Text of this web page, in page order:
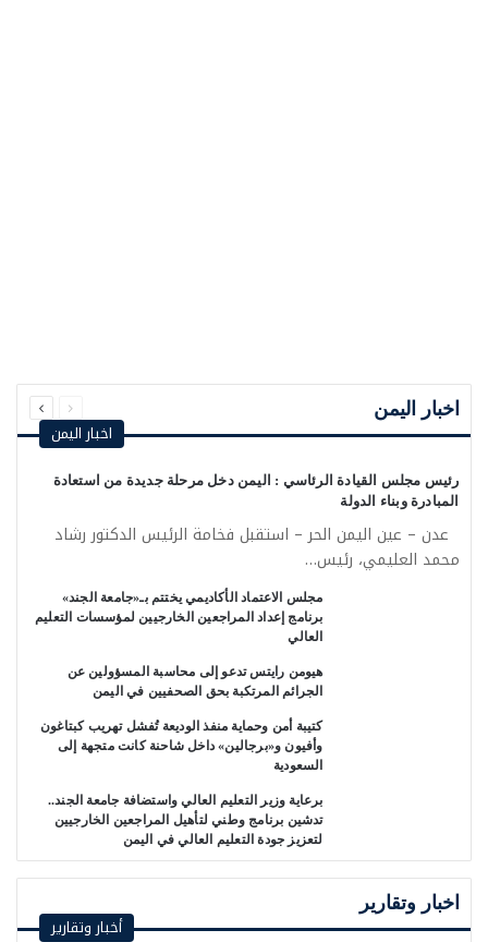
اخبار اليمن الصفحة
السابقة
الصفحة
التالية
اخبار اليمن
رئيس مجلس القيادة الرئاسي : اليمن دخل مرحلة جديدة من استعادة
المبادرة وبناء الدولة
عدن – عين اليمن الحر – استقبل فخامة الرئيس الدكتور رشاد
محمد العليمي، رئيس…
مجلس الاعتماد الأكاديمي يختتم بـ«جامعة الجند»
برنامج إعداد المراجعين الخارجيين لمؤسسات التعليم
العالي
هيومن رايتس تدعو إلى محاسبة المسؤولين عن
الجرائم المرتكبة بحق الصحفيين في اليمن
كتيبة أمن وحماية منفذ الوديعة تُفشل تهريب كبتاغون
وأفيون و«برجالين» داخل شاحنة كانت متجهة إلى
السعودية
برعاية وزير التعليم العالي واستضافة جامعة الجند..
تدشين برنامج وطني لتأهيل المراجعين الخارجيين
لتعزيز جودة التعليم العالي في اليمن
اخبار وتقارير
أخبار وتقارير